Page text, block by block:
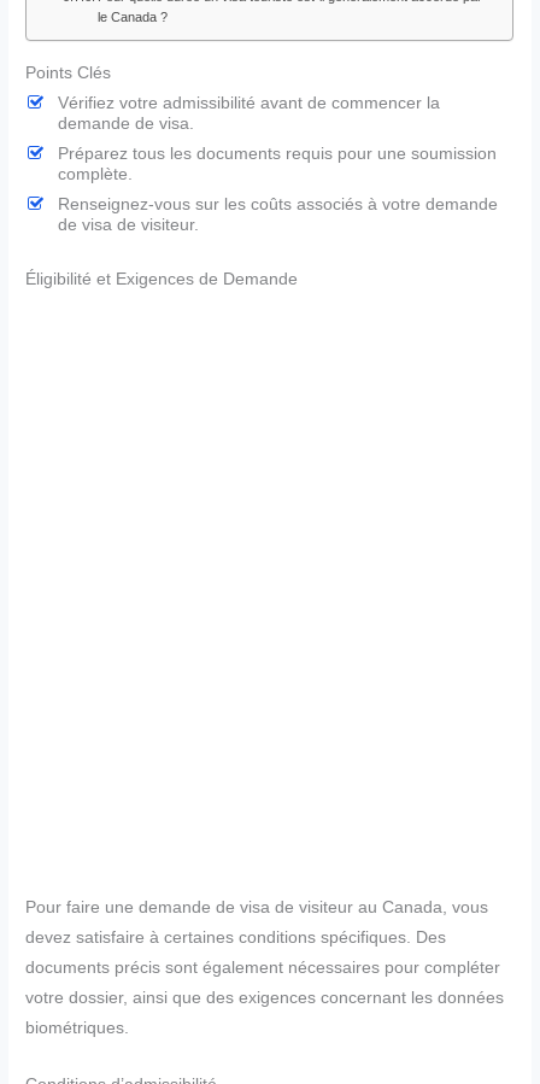
le Canada ?
Points Clés
Vérifiez votre admissibilité avant de commencer la
demande de visa.
Préparez tous les documents requis pour une soumission
complète.
Renseignez-vous sur les coûts associés à votre demande
de visa de visiteur.
Éligibilité et Exigences de Demande
Pour faire une demande de visa de visiteur au Canada, vous
devez satisfaire à certaines conditions spécifiques. Des
documents précis sont également nécessaires pour compléter
votre dossier, ainsi que des exigences concernant les données
biométriques.